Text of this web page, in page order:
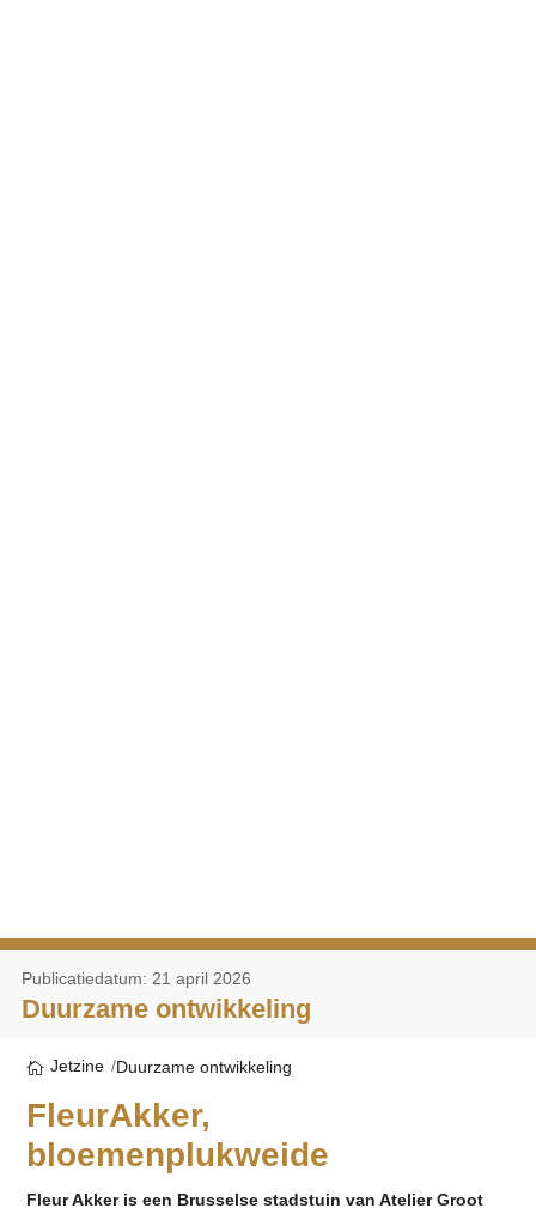
Duurzame ontwikkeling
Publicatiedatum: 21 april 2026
Jetzine Duurzame ontwikkeling
FleurAkker,
bloemenplukweide
Fleur Akker is een Brusselse stadstuin van Atelier Groot